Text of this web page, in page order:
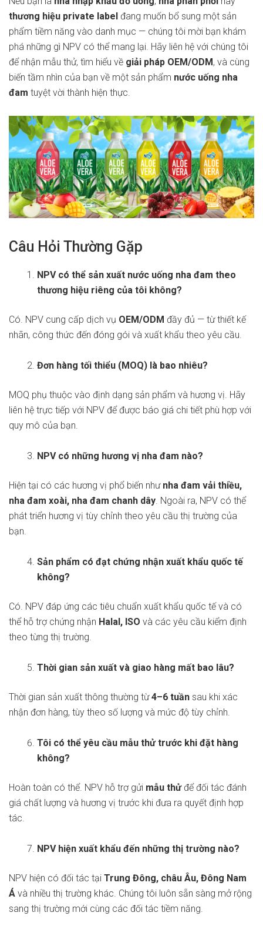
thương hiệu private label đang muốn bổ sung một sản
phẩm tiềm năng vào danh mục — chúng tôi mời bạn khám
phá những gì NPV có thể mang lại. Hãy liên hệ với chúng tôi
để nhận mẫu thử, tìm hiểu về giải pháp OEM/ODM, và cùng
biến tầm nhìn của bạn về một sản phẩm nước uống nha
đam tuyệt vời thành hiện thực.
Câu Hỏi Thường Gặp
NPV có thể sản xuất nước uống nha đam theo
thương hiệu riêng của tôi không?
Có. NPV cung cấp dịch vụ OEM/ODM đầy đủ — từ thiết kế
nhãn, công thức đến đóng gói và xuất khẩu theo yêu cầu.
Đơn hàng tối thiểu (MOQ) là bao nhiêu?
MOQ phụ thuộc vào định dạng sản phẩm và hương vị. Hãy
liên hệ trực tiếp với NPV để được báo giá chi tiết phù hợp với
quy mô của bạn.
NPV có những hương vị nha đam nào?
Hiện tại có các hương vị phổ biến như nha đam vải thiều,
nha đam xoài, nha đam chanh dây. Ngoài ra, NPV có thể
phát triển hương vị tùy chỉnh theo yêu cầu thị trường của
bạn.
Sản phẩm có đạt chứng nhận xuất khẩu quốc tế
không?
Có. NPV đáp ứng các tiêu chuẩn xuất khẩu quốc tế và có
thể hỗ trợ chứng nhận Halal, ISO và các yêu cầu kiểm định
theo từng thị trường.
Thời gian sản xuất và giao hàng mất bao lâu?
Thời gian sản xuất thông thường từ4–6 tuần sau khi xác
nhận đơn hàng, tùy theo số lượng và mức độ tùy chỉnh.
Tôi có thể yêu cầu mẫu thử trước khi đặt hàng
không?
Hoàn toàn có thể. NPV hỗ trợ gửi mẫu thửđể đối tác đánh
giá chất lượng và hương vị trước khi đưa ra quyết định hợp
tác.
NPV hiện xuất khẩu đến những thị trường nào?
NPV hiện có đối tác tại Trung Đông, châu Âu, Đông Nam
Á và nhiều thị trường khác. Chúng tôi luôn sẵn sàng mở rộng
sang thị trường mới cùng các đối tác tiềm năng.